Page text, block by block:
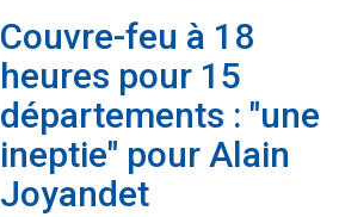
Couvre-feu à 18
heures pour 15
départements : "une
ineptie" pour Alain
Joyandet